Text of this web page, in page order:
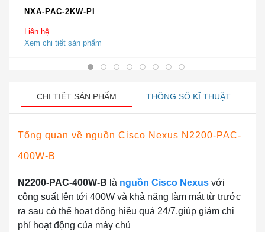
NXA-PAC-2KW-PI
Liên hệ
Xem chi tiết sản phẩm
CHI TIẾT SẢN PHẨM THÔNG SỐ KĨ THUẬT
Tổng quan về nguồn Cisco Nexus N2200-PAC-
400W-B
N2200-PAC-400W-B là nguồn Cisco Nexus với
công suất lên tới 400W và khả năng làm mát từ trước
ra sau có thể hoạt động hiệu quả 24/7,giúp giảm chi
phí hoạt động của máy chủ